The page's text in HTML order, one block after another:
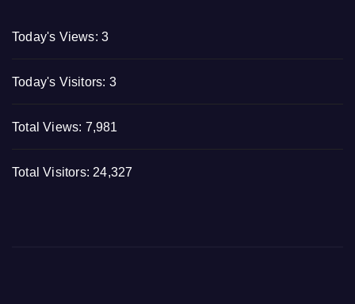
Today's Views: 3
Today's Visitors: 3
Total Views: 7,981
Total Visitors: 24,327